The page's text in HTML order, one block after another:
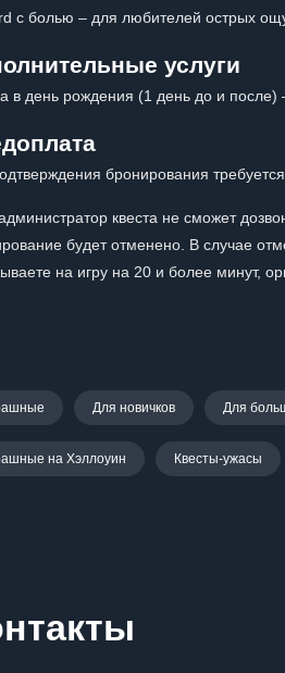
с болью – для любителей острых
услуги
в день рождения (1 день до и после)
бронирования
квеста не сможет
будет отменено. В случае
на игру на 20 и более минут,
Для новичков Для
на Хэллоуин Квесты-ужасы